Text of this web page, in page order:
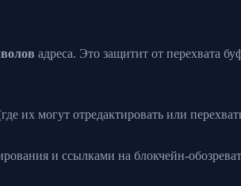
адреса. Это защитит от перехвата
их могут отредактировать или
и ссылками на блокчейн-